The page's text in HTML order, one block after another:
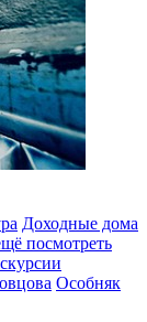
Доходные дома
посмотреть
Особняк